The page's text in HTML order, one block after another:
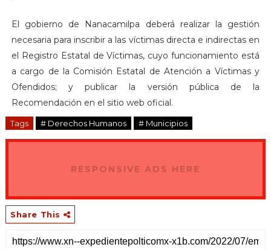
El gobierno de Nanacamilpa deberá realizar la gestión
necesaria para inscribir a las víctimas directa e indirectas en
el Registro Estatal de Víctimas, cuyo funcionamiento está
a cargo de la Comisión Estatal de Atención a Víctimas y
Ofendidos; y publicar la versión pública de la
Recomendación en el sitio web oficial.
Tags # Derechos Humanos # Municipios
RESPONSIVE ADS HERE
Share This